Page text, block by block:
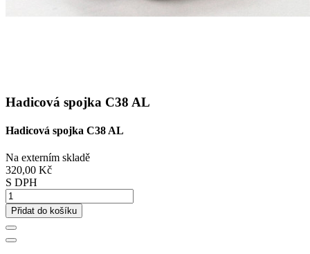
Hadicová spojka C38 AL
Hadicová spojka C38 AL
Na externím skladě
320,00 Kč
S DPH
Přidat do košíku